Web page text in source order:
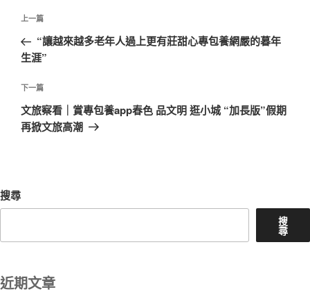
文
導
覽
上
一
篇
章
上一篇
“讓越來越多老年人過上更有莊甜心專包養網嚴的暮年
生涯”
下
一
篇
下一篇
文旅察看｜賞專包養app春色 品文明 逛小城 “加長版”假期
再掀文旅高潮
搜尋
搜
尋
近期文章